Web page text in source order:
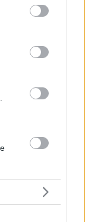
may click to
party tags to
below Google